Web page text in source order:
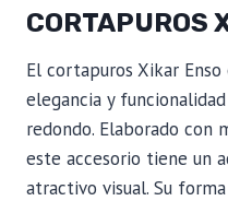
CORTAPUROS
El cortapuros Xikar
elegancia y
redondo. Elaborado con
este accesorio tiene un
atractivo visual. Su